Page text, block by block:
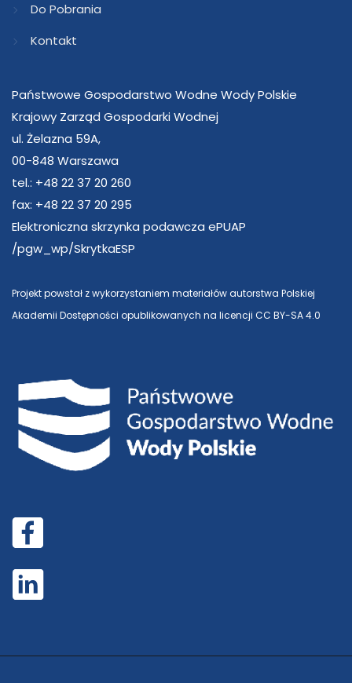
Do Pobrania
Kontakt
Państwowe Gospodarstwo Wodne Wody Polskie
Krajowy Zarząd Gospodarki Wodnej
ul. Żelazna 59A,
00-848 Warszawa
tel.: +48 22 37 20 260
fax: +48 22 37 20 295
Elektroniczna skrzynka podawcza ePUAP
/pgw_wp/SkrytkaESP
Projekt powstał z wykorzystaniem materiałów autorstwa Polskiej
Akademii Dostępności opublikowanych na licencji CC BY-SA 4.0